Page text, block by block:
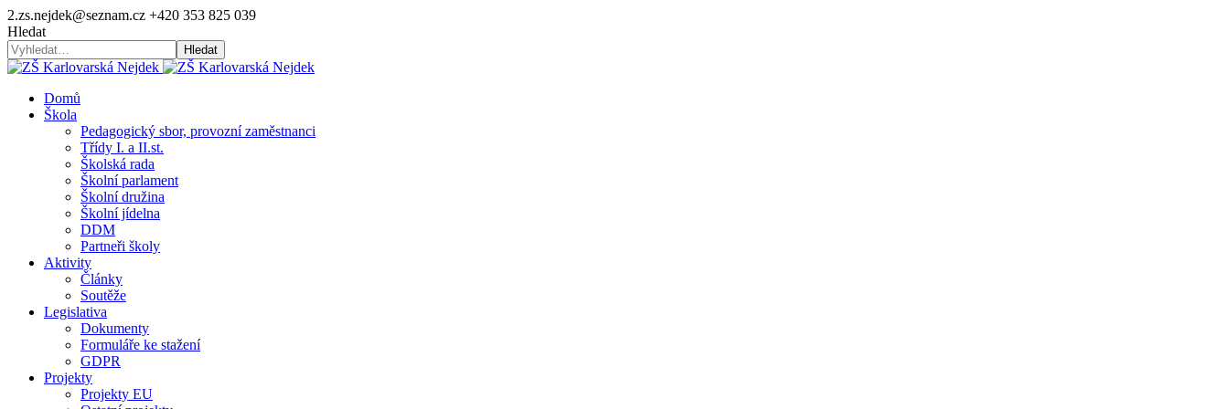
2.zs.nejdek@seznam.cz +420 353 825 039
Hledat
Hledat
Domů
Škola
Pedagogický sbor, provozní zaměstnanci
Třídy I. a II.st.
Školská rada
Školní parlament
Školní družina
Školní jídelna
DDM
Partneři školy
Aktivity
Články
Soutěže
Legislativa
Dokumenty
Formuláře ke stažení
GDPR
Projekty
Projekty EU